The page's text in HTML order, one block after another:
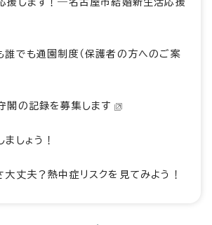
援します！―名古屋市結婚新生活応援
誰でも通園制度（保護者の方へのご案
閣の記録を募集します
しょう！
大丈夫？熱中症リスクを見てみよう！